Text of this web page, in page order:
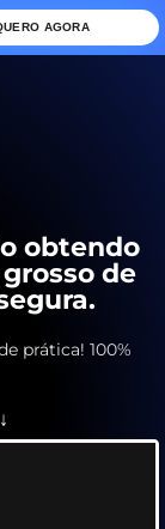
AGORA
obtendo
de
prática! 100%